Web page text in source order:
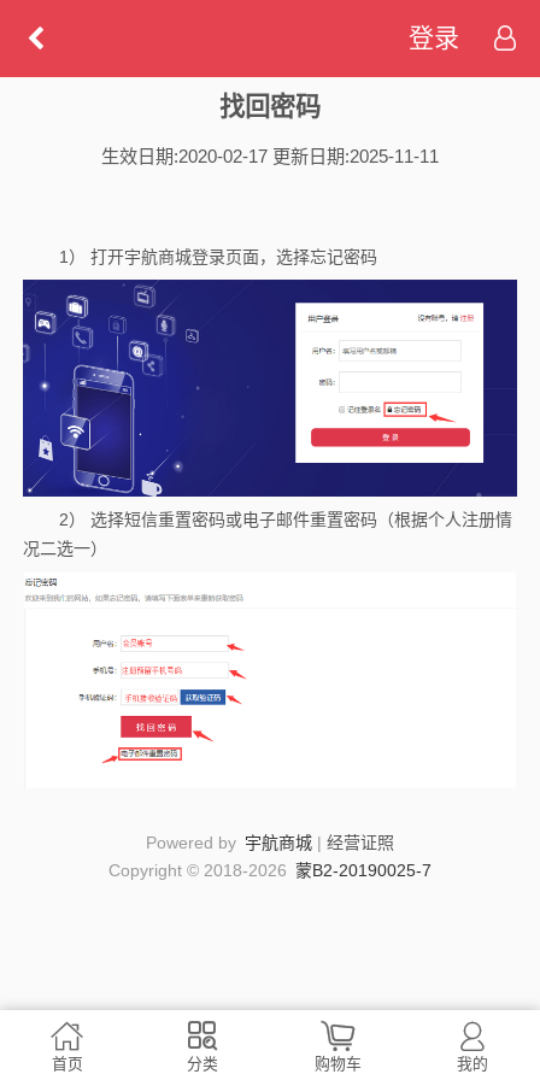
登录
找回密码
生效日期:2020-02-17 更新日期:2025-11-11
1） 打开宇航商城登录页面，选择忘记密码
2） 选择短信重置密码或电子邮件重置密码（根据个人注册情
况二选一）
Powered by 宇航商城 | 经营证照
Copyright © 2018-2026 蒙B2-20190025-7

首页

分类

购物车

我的